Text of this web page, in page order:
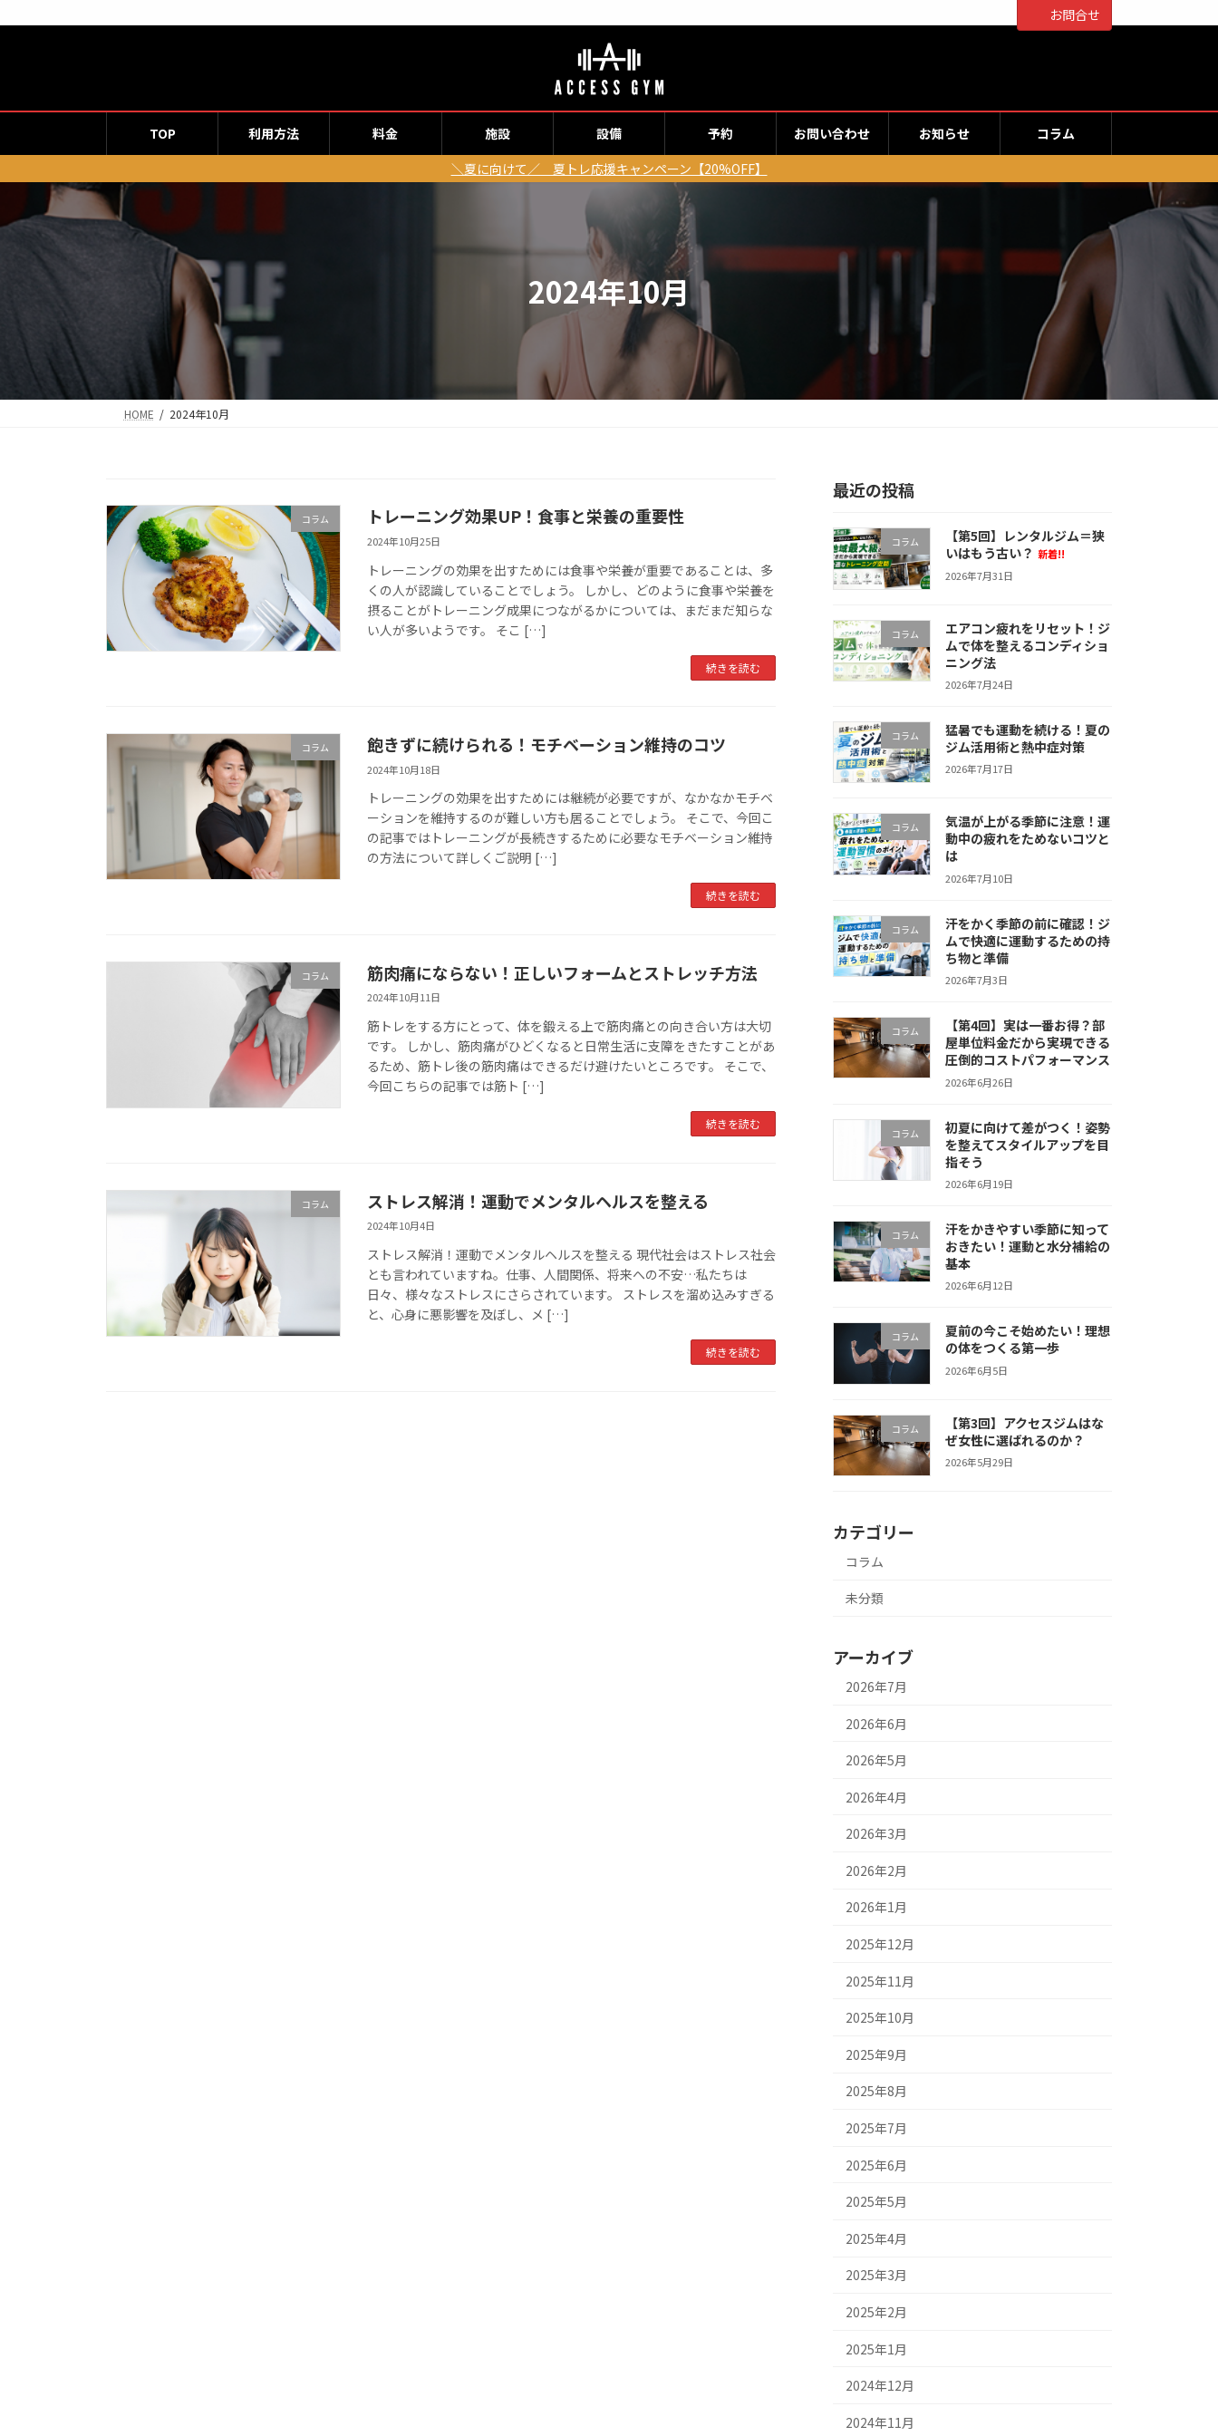
ン
へ
キ
ッ
ビ
ョ
に
移
お問合せ
TOP 利用方法 料金 施設 設備 予約 お問い合わせ お知らせ
コラム
＼夏に向けて／ 夏トレ応援キャンペーン【20%OFF】
2024年10月
HOME 2024年10月
コラム トレーニング効果UP！食事と栄養の重要性
2024年10月25日
トレーニングの効果を出すためには食事や栄養が重要であることは、多
くの人が認識していることでしょう。 しかし、どのように食事や栄養を
摂ることがトレーニング成果につながるかについては、まだまだ知らな
い人が多いようです。 そこ […]
続きを読む
コラム 飽きずに続けられる！モチベーション維持のコツ
2024年10月18日
トレーニングの効果を出すためには継続が必要ですが、なかなかモチベ
ーションを維持するのが難しい方も居ることでしょう。 そこで、今回こ
の記事ではトレーニングが長続きするために必要なモチベーション維持
の方法について詳しくご説明 […]
続きを読む
コラム 筋肉痛にならない！正しいフォームとストレッチ方法
2024年10月11日
筋トレをする方にとって、体を鍛える上で筋肉痛との向き合い方は大切
です。 しかし、筋肉痛がひどくなると日常生活に支障をきたすことがあ
るため、筋トレ後の筋肉痛はできるだけ避けたいところです。 そこで、
今回こちらの記事では筋ト […]
続きを読む
コラム ストレス解消！運動でメンタルヘルスを整える
2024年10月4日
ストレス解消！運動でメンタルヘルスを整える 現代社会はストレス社会
とも言われていますね。仕事、人間関係、将来への不安…私たちは
日々、様々なストレスにさらされています。 ストレスを溜め込みすぎる
と、心身に悪影響を及ぼし、メ […]
続きを読む
最近の投稿
コラム
【第5回】レンタルジム＝狭
いはもう古い？ 新着!!
2026年7月31日
コラム
エアコン疲れをリセット！ジ
ムで体を整えるコンディショ
ニング法
2026年7月24日
コラム
猛暑でも運動を続ける！夏の
ジム活用術と熱中症対策
2026年7月17日
コラム
気温が上がる季節に注意！運
動中の疲れをためないコツと
は
2026年7月10日
コラム
汗をかく季節の前に確認！ジ
ムで快適に運動するための持
ち物と準備
2026年7月3日
コラム
【第4回】実は一番お得？部
屋単位料金だから実現できる
圧倒的コストパフォーマンス
2026年6月26日
コラム
初夏に向けて差がつく！姿勢
を整えてスタイルアップを目
指そう
2026年6月19日
コラム
汗をかきやすい季節に知って
おきたい！運動と水分補給の
基本
2026年6月12日
コラム
夏前の今こそ始めたい！理想
の体をつくる第一歩
2026年6月5日
コラム
【第3回】アクセスジムはな
ぜ女性に選ばれるのか？
2026年5月29日
カテゴリー
コラム
未分類
アーカイブ
2026年7月
2026年6月
2026年5月
2026年4月
2026年3月
2026年2月
2026年1月
2025年12月
2025年11月
2025年10月
2025年9月
2025年8月
2025年7月
2025年6月
2025年5月
2025年4月
2025年3月
2025年2月
2025年1月
2024年12月
2024年11月